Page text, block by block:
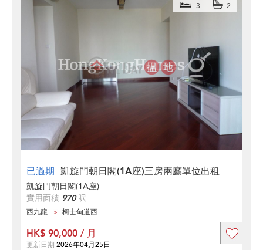
已過期 凱旋門朝日閣(1A座)三房兩廳單位出租
3 2
凱旋門朝日閣(1A座)
實用面積 970呎
西九龍 柯士甸道西
HK$ 90,000 / 月
更新日期 2026年04月25日